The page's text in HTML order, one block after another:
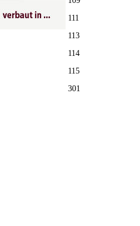
111
113
114
115
301